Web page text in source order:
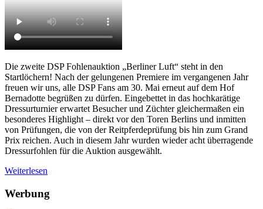
Die zweite DSP Fohlenauktion „Berliner Luft“ steht in den
Startlöchern! Nach der gelungenen Premiere im vergangenen Jahr
freuen wir uns, alle DSP Fans am 30. Mai erneut auf dem Hof
Bernadotte begrüßen zu dürfen. Eingebettet in das hochkarätige
Dressurturnier erwartet Besucher und Züchter gleichermaßen ein
besonderes Highlight – direkt vor den Toren Berlins und inmitten
von Prüfungen, die von der Reitpferdeprüfung bis hin zum Grand
Prix reichen. Auch in diesem Jahr wurden wieder acht überragende
Dressurfohlen für die Auktion ausgewählt.
Weiterlesen
Werbung